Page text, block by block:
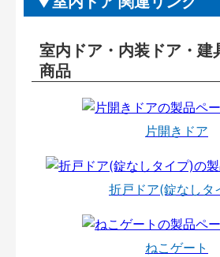
室内ドア・内装ドア・建
商品
片開きドア
折戸ドア(錠なしタ
ねこゲート